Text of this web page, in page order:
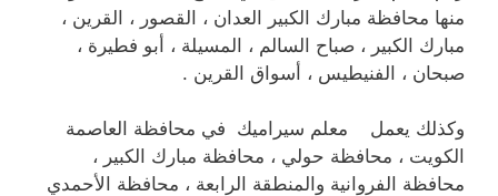
منها محافظة مبارك الكبير العدان ، القصور ، القرين ،
مبارك الكبير ، صباح السالم ، المسيلة ، أبو فطيرة ،
صبحان ، الفنيطيس ، أسواق القرين .
وكذلك يعمل معلم سيراميك في محافظة العاصمة
الكويت ، محافظة حولي ، محافظة مبارك الكبير ،
محافظة الفروانية والمنطقة الرابعة ، محافظة الأحمدي